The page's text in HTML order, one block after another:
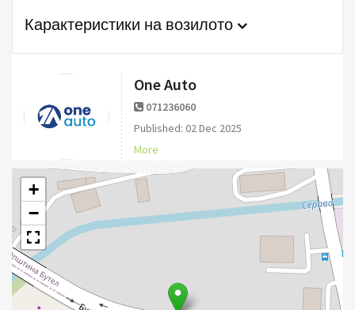
Карактеристики на возилото
One Auto
071236060
Published: 02 Dec 2025
More
+
−